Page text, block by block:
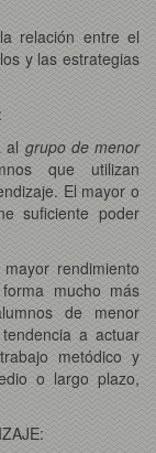
relación entre el
y las estrategias
al grupo de menor
que utilizan
El mayor o
suficiente poder
rendimiento
mucho más
de menor
a actuar
metódico y
o largo plazo,